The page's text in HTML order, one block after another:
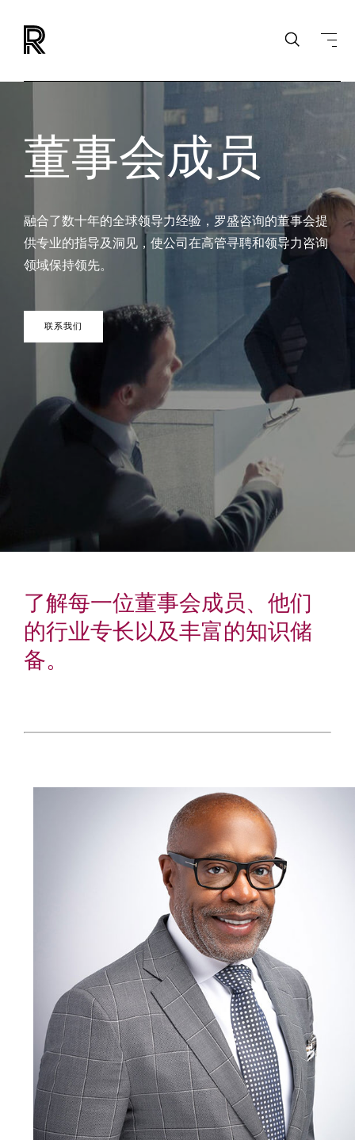
董事会成员
融合了数十年的全球领导力经验，罗盛咨询的董事会提
供专业的指导及洞见，使公司在高管寻聘和领导力咨询
领域保持领先。
联系我们
了解每一位董事会成员、他们
的行业专长以及丰富的知识储
备。